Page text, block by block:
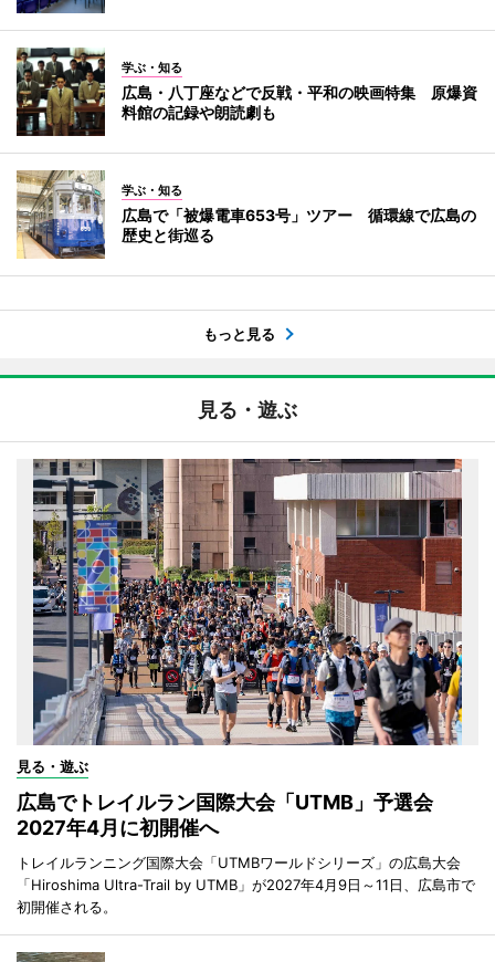
学ぶ・知る
広島・八丁座などで反戦・平和の映画特集 原爆資
料館の記録や朗読劇も
学ぶ・知る
広島で「被爆電車653号」ツアー 循環線で広島の
歴史と街巡る
もっと見る
見る・遊ぶ
見る・遊ぶ
広島でトレイルラン国際大会「UTMB」予選会
2027年4月に初開催へ
トレイルランニング国際大会「UTMBワールドシリーズ」の広島大会
「Hiroshima Ultra-Trail by UTMB」が2027年4月9日～11日、広島市で
初開催される。